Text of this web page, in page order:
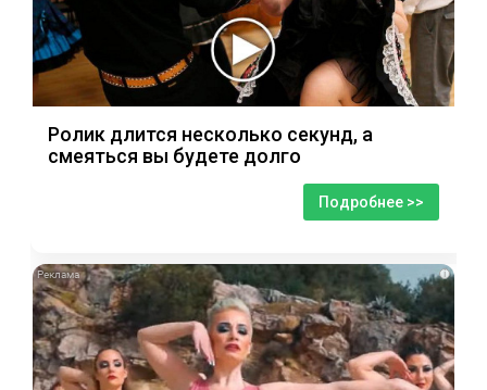
Ролик длится несколько секунд, а
смеяться вы будете долго
Подробнее >>
i